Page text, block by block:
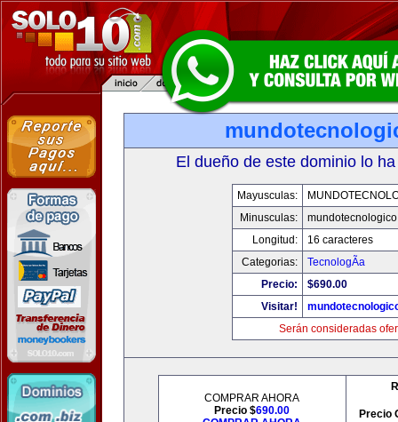
El dueño de este dominio lo
Mayusculas:
Minusculas:
Longitud:
16 caracteres
Categorias:
TecnologÃ­a
Precio:
$690.00
Visitar!
Serán consideradas
COMPRAR AHORA
Precio $690.00
Precio